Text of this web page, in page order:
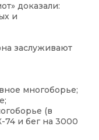
доказали:
и
заслуживают
многоборье;
(в
74 и бег на 3000